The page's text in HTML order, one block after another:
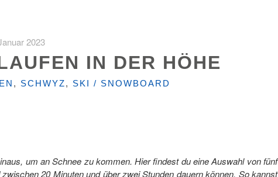
2023
IN DER HÖHE
, SCHWYZ, SKI / SNOWBOARD
um an Schnee zu kommen. Hier findest du eine Auswahl von fünf
20 Minuten und über zwei Stunden dauern können. So kannst